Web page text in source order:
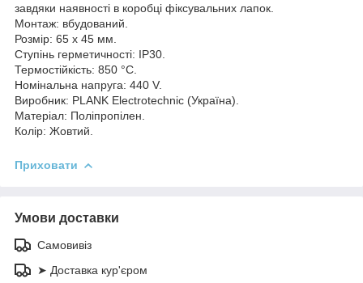
завдяки наявності в коробці фіксувальних лапок.
Монтаж: вбудований.
Розмір: 65 х 45 мм.
Ступінь герметичності: IP30.
Термостійкість: 850 °C.
Номінальна напруга: 440 V.
Виробник: PLANK Electrotechnic (Україна).
Матеріал: Поліпропілен.
Колір: Жовтий.
Приховати
Умови доставки
Самовивіз
➤ Доставка кур'єром